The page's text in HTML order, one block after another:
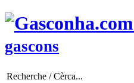
gascons
Recherche / Cèrca...